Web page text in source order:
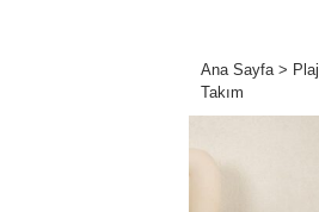
Ana Sayfa> Plaj
Takım